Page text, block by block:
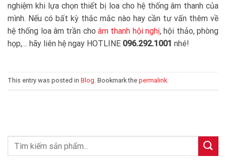
nghiệm khi lựa chọn thiết bị loa cho hệ thống âm thanh của
mình. Nếu có bất kỳ thắc mắc nào hay cần tư vấn thêm về
hệ thống loa âm trần cho âm thanh hội nghị, hội thảo, phòng
họp,… hãy liên hệ ngay HOTLINE 096.292.1001 nhé!
This entry was posted in Blog. Bookmark the permalink.